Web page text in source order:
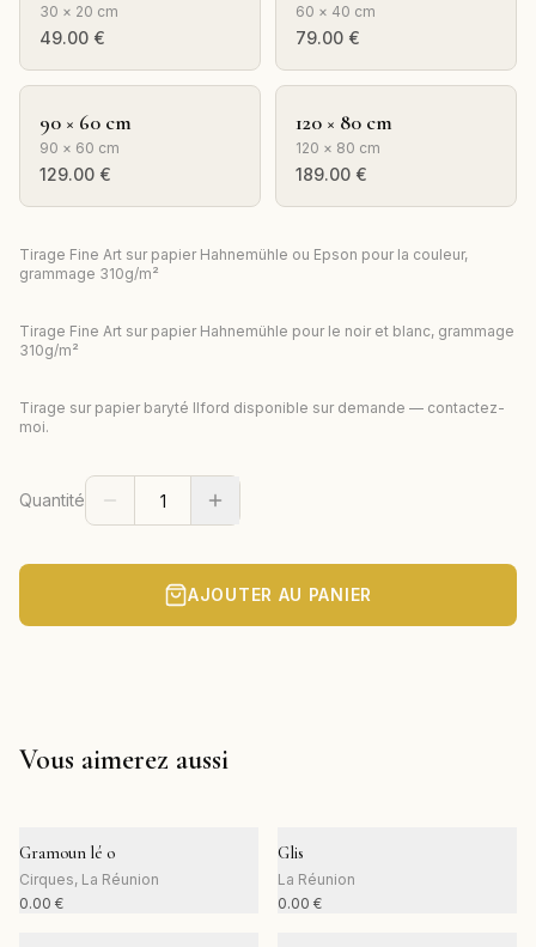
30 × 20 cm
49.00 €
60 × 40 cm
79.00 €
90 × 60 cm
90 × 60 cm
129.00 €
120 × 80 cm
120 × 80 cm
189.00 €
Tirage Fine Art sur papier Hahnemühle ou Epson pour la couleur,
grammage 310g/m²
Tirage Fine Art sur papier Hahnemühle pour le noir et blanc, grammage
310g/m²
Tirage sur papier baryté Ilford disponible sur demande — contactez-
moi.
Quantité
AJOUTER AU PANIER
Vous aimerez aussi
Gramoun lé o
Cirques, La Réunion
0.00 €
Glis
La Réunion
0.00 €